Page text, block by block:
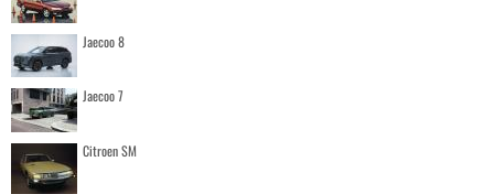
Jaecoo 8
Jaecoo 7
Citroen SM